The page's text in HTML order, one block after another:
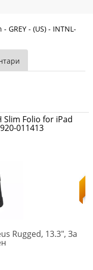
GREY - (US) - INTNL-
Slim Folio for iPad
011413
Rugged, 13.3", За
HSG-